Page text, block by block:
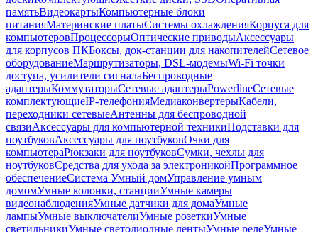
памятьВидеокартыКомпьютерные блоки
питанияМатеринские платыСистемы охлажденияКорпуса для
компьютеровПроцессорыОптические приводыАксессуары
для корпусов ПКБоксы, док-станции для накопителейСетевое
оборудованиеМаршрутизаторы, DSL-модемыWi-Fi точки
доступа, усилители сигналаБеспроводные
адаптерыКоммутаторыСетевые адаптерыPowerlineСетевые
комплектующиеIP-телефонияМедиаконвертерыКабели,
переходники сетевыеАнтенны для беспроводной
связиАксессуары для компьютерной техникиПодставки для
ноутбуковАксессуары для ноутбуковОчки для
компьютераРюкзаки для ноутбуковСумки, чехлы для
ноутбуковСредства для ухода за электроникойПрограммное
обеспечениеСистема Умный домУправление умным
домомУмные колонки, станцииУмные камеры
видеонаблюденияУмные датчики для домаУмные
лампыУмные выключателиУмные розеткиУмные
светильникиУмные светодиодные лентыУмные релеУмные